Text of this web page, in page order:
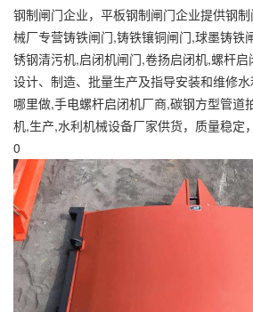
钢制闸门企业，平板钢制闸门企业提供钢
械厂专营铸铁闸门,铸铁镶铜闸门,球墨铸铁
锈钢清污机,启闭机闸门,卷扬启闭机,螺杆
设计、制造、批量生产及指导安装和维修
哪里做,手电螺杆启闭机厂商,碳钢方型管道
机,生产,水利机械设备厂家供货，质量稳定
0